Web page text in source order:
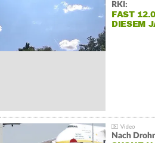
RKI:
FAST
DIESEM
Nach